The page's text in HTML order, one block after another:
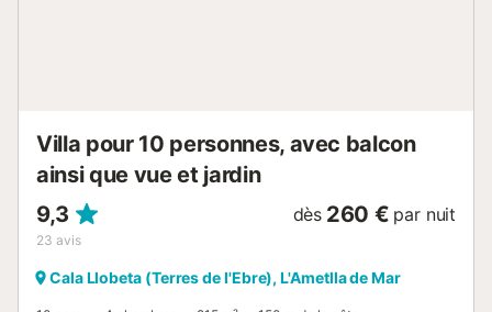
Villa pour 10 personnes, avec balcon
ainsi que vue et jardin
9,3
23 avis
dès 260 € par nuit
Cala Llobeta (Terres de l'Ebre), L'Ametlla de Mar